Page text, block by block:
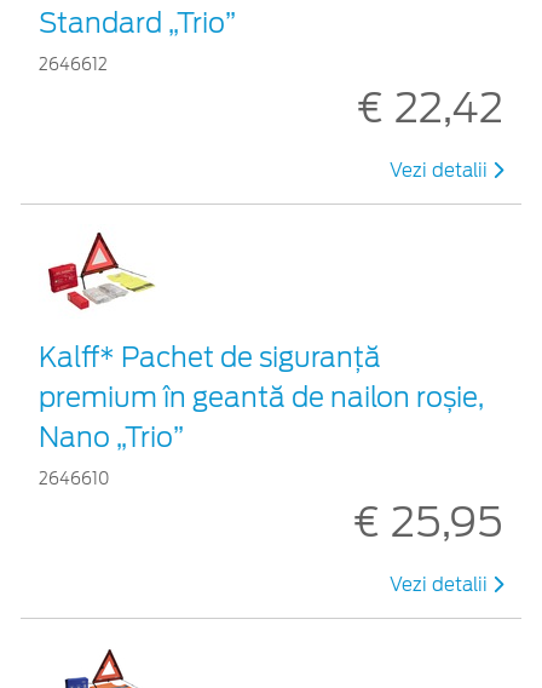
Standard „Trio”
2646612
€ 22,42
Vezi detalii
Kalff* Pachet de siguranţă
premium în geantă de nailon roșie,
Nano „Trio”
2646610
€ 25,95
Vezi detalii